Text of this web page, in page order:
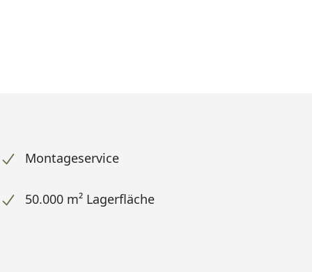
Montageservice
50.000 m² Lagerfläche